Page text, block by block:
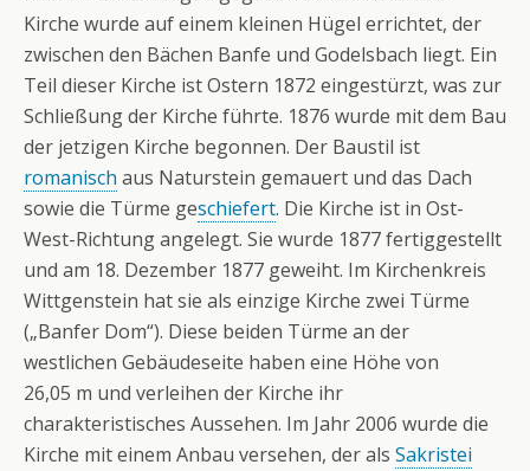
Kirche wurde auf einem kleinen Hügel errichtet, der
zwischen den Bächen Banfe und Godelsbach liegt. Ein
Teil dieser Kirche ist Ostern 1872 eingestürzt, was zur
Schließung der Kirche führte. 1876 wurde mit dem Bau
der jetzigen Kirche begonnen. Der Baustil ist
romanisch aus Naturstein gemauert und das Dach
sowie die Türme geschiefert. Die Kirche ist in Ost-
West-Richtung angelegt. Sie wurde 1877 fertiggestellt
und am 18. Dezember 1877 geweiht. Im Kirchenkreis
Wittgenstein hat sie als einzige Kirche zwei Türme
(„Banfer Dom“). Diese beiden Türme an der
westlichen Gebäudeseite haben eine Höhe von
26,05 m und verleihen der Kirche ihr
charakteristisches Aussehen. Im Jahr 2006 wurde die
Kirche mit einem Anbau versehen, der als Sakristei